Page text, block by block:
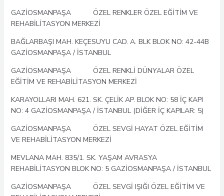
GAZİOSMANPAŞA ÖZEL RENKLER ÖZEL EĞİTİM VE
REHABİLİTASYON MERKEZİ
BAĞLARBAŞI MAH. KEÇESUYU CAD. A. BLK BLOK NO: 42-44B
GAZİOSMANPAŞA / İSTANBUL
GAZİOSMANPAŞA ÖZEL RENKLİ DÜNYALAR ÖZEL
EĞİTİM VE REHABİLİTASYON MERKEZİ
KARAYOLLARI MAH. 621. SK. ÇELİK AP. BLOK NO: 58 İÇ KAPI
NO: 4 GAZİOSMANPAŞA / İSTANBUL (DİĞER İÇ KAPILAR: 5)
GAZİOSMANPAŞA ÖZEL SEVGİ HAYAT ÖZEL EĞİTİM
VE REHABİLİTASYON MERKEZİ
MEVLANA MAH. 835/1. SK. YAŞAM AVRASYA
REHABİLİTASYON BLOK NO: 5 GAZİOSMANPAŞA / İSTANBUL
GAZİOSMANPAŞA ÖZEL SEVGİ IŞIĞI ÖZEL EĞİTİM VE